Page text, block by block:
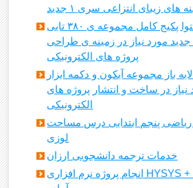
های زیبای انتزاعی سری ۱ جدید
نمونه کار تولید محتوا پکیج کامل مجموعه ی ۳۸۰ تایی
جدید مورد نیاز در زمینه ی طراحی
پروژه های الکترونیکی
باز مجموعه آیکون و دکمه ابزار
در ساخت و انتشار پروژه های
الکترونیکی
ریاضی پنجم ابتدایی درس مساحت
لوزی
خدمات ترجمه دانشجویی ارزان
انجام پروژه نرم افزاری HYSYS + دانلود پروژه های